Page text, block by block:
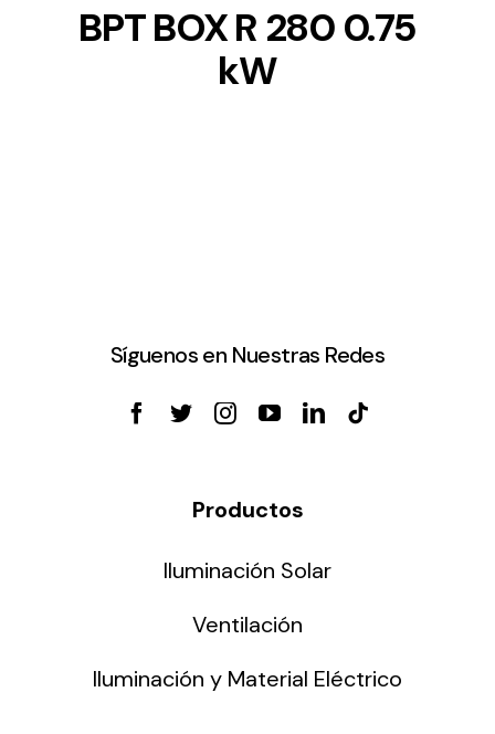
BPT BOX R 280 0.75
kW
Síguenos en Nuestras Redes
Productos
Iluminación Solar
Ventilación
Iluminación y Material Eléctrico